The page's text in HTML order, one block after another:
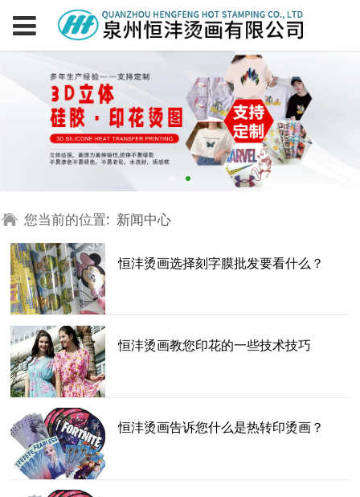
您当前的位置: 新闻中心
恒沣烫画选择刻字膜批发要看什么？
恒沣烫画教您印花的一些技术技巧
恒沣烫画告诉您什么是热转印烫画？